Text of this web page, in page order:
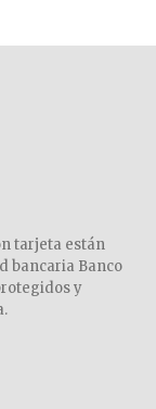
tarjeta están
bancaria Banco
y